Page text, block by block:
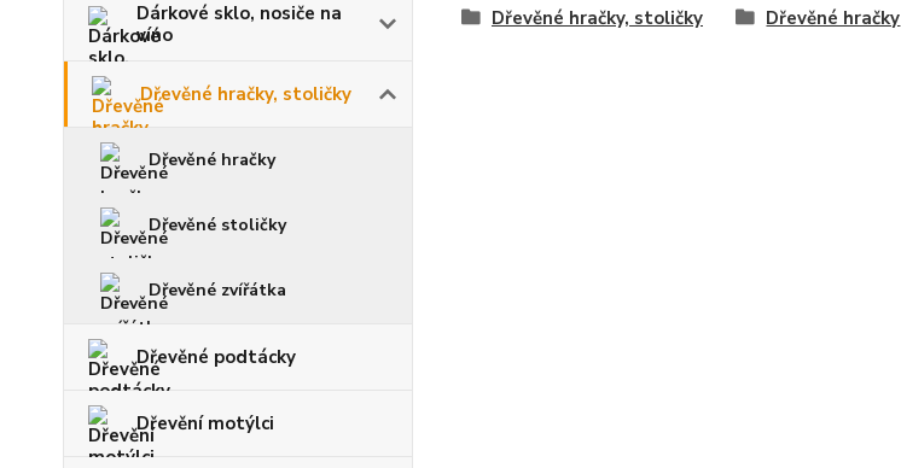
Dárkové sklo, nosiče na
víno
Dřevěné hračky, stoličky
Dřevěné hračky
Dřevěné stoličky
Dřevěné zvířátka
Dřevěné podtácky
Dřevění motýlci
Dřevěné hračky, stoličky Dřevěné hračky